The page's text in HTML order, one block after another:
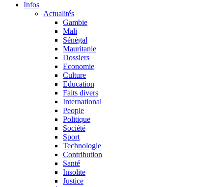
Infos
Actualités
Gambie
Mali
Sénégal
Mauritanie
Dossiers
Economie
Culture
Education
Faits divers
International
People
Politique
Société
Sport
Technologie
Contribution
Santé
Insolite
Justice